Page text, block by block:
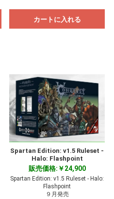
カートに入れる
Spartan Edition: v1.5 Ruleset -
Halo: Flashpoint
販売価格:￥24,900
Spartan Edition: v1.5 Ruleset - Halo:
Flashpoint
９月発売